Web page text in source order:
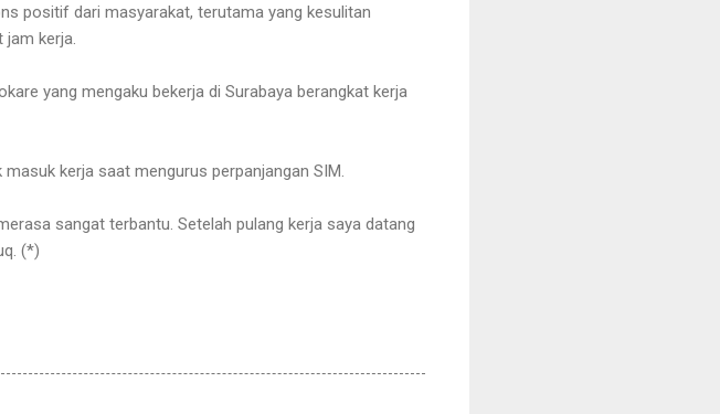
positif dari masyarakat, terutama yang kesulitan
kerja.
yang mengaku bekerja di Surabaya berangkat kerja
kerja saat mengurus perpanjangan SIM.
sangat terbantu. Setelah pulang kerja saya datang
(*)